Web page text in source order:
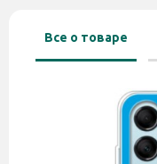
Все о товаре